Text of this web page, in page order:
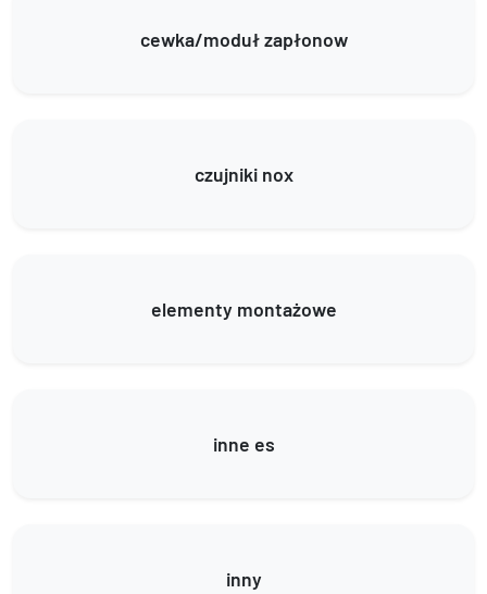
cewka/moduł zapłonow
czujniki nox
elementy montażowe
inne es
inny